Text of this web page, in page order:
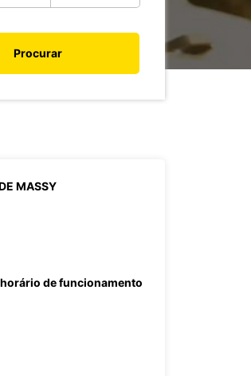
Procurar
MASSY
de funcionamento